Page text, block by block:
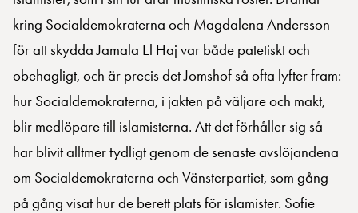
kring Socialdemokraterna och Magdalena Andersson
för att skydda Jamala El Haj var både patetiskt och
obehagligt, och är precis det Jomshof så ofta lyfter fram:
hur Socialdemokraterna, i jakten på väljare och makt,
blir medlöpare till islamisterna. Att det förhåller sig så
har blivit alltmer tydligt genom de senaste avslöjandena
om Socialdemokraterna och Vänsterpartiet, som gång
på gång visat hur de berett plats för islamister. Sofie